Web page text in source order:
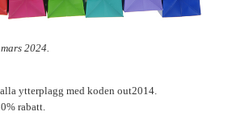
2024.
ytterplagg med koden out2014.
rabatt.